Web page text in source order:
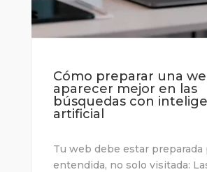
Cómo preparar una
aparecer mejor en las
búsquedas con
artificial
Tu web debe estar preparada
entendida, no solo visitada: